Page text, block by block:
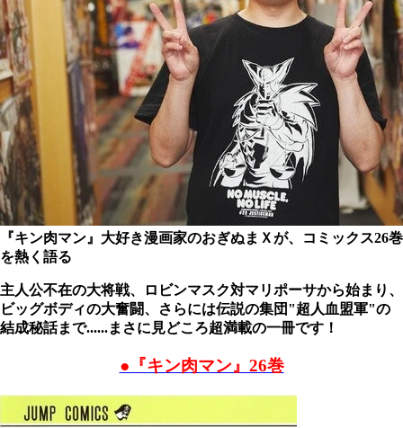
『キン肉マン』大好き漫画家のおぎぬまＸが、コミックス26巻
を熱く語る
主人公不在の大将戦、ロビンマスク対マリポーサから始まり、
ビッグボディの大奮闘、さらには伝説の集団"超人血盟軍"の
結成秘話まで......まさに見どころ超満載の一冊です！
●『キン肉マン』26巻